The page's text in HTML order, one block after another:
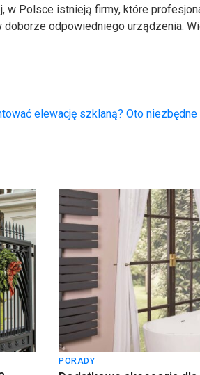
w Polsce istnieją firmy, które
doborze odpowiedniego urządzenia.
elewację szklaną? Oto
PORADY